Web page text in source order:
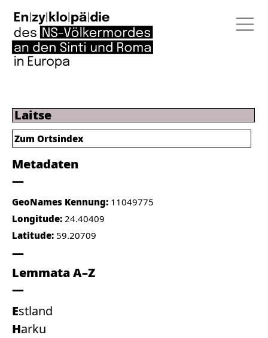
Laitse
Metadaten
GeoNames Kennung: 11049775
Longitude: 24.40409
Latitude: 59.20709
Lemmata A–Z
Estland
Harku
Zum Ortsindex